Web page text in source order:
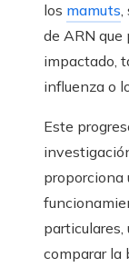
los mamuts,
de ARN que
impactado,
influenza o
Este
proporciona
comparar la